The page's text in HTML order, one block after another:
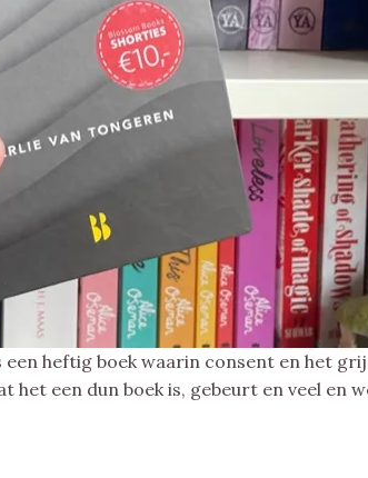
heftig boek waarin consent en het
het een dun boek is, gebeurt en veel en